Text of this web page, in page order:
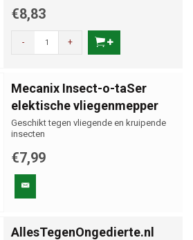
€8,83
- +
Mecanix Insect-o-taSer
elektische vliegenmepper
Geschikt tegen vliegende en kruipende
insecten
€7,99
AllesTegenOngedierte.nl